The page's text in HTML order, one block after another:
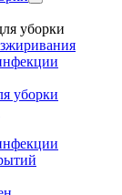
уборки
уборки